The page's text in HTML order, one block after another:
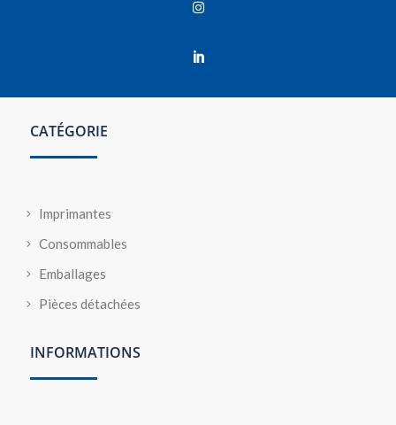


CATÉGORIE
Imprimantes
Consommables
Emballages
Pièces détachées
INFORMATIONS